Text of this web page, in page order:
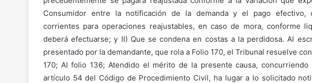
Consumidor entre la notificación de la demanda y el pago efectivo,
corrientes para operaciones reajustables, en caso de mora, conforme
deberá efectuarse; y II) Que se condena en costas a la perdidosa. Al
presentado por la demandante, que rola a Folio 170, el Tribunal resuelve
170; Al folio 136; Atendido el mérito de la presente causa,
artículo 54 del Código de Procedimiento Civil, ha lugar a lo solicitado